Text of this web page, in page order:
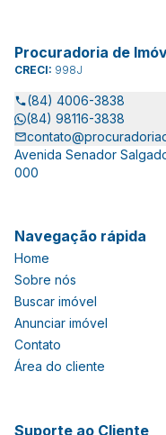
Procuradoria de
CRECI: 998J
(84) 4006-3838
(84) 98116-3838
Avenida Senador
000
Navegação rápida
Home
Sobre nós
Buscar imóvel
Anunciar imóvel
Contato
Área do cliente
Suporte ao Cliente